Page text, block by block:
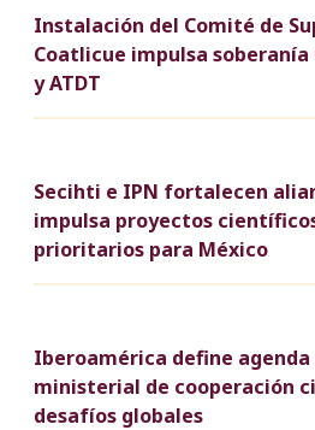
Instalación del Comité de
Coatlicue impulsa
y ATDT
Secihti e IPN fortalecen
impulsa proyectos
prioritarios para México
Iberoamérica define
ministerial de cooperación
desafíos globales